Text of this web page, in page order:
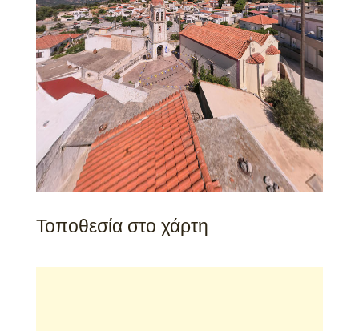
Τοποθεσία στο χάρτη